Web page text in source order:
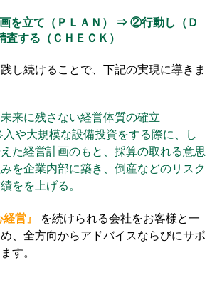
を立て（ＰＬＡＮ） ⇒ ②行動し（Ｄ
する（ＣＨＥＣＫ）
し続けることで、下記の実現に導きま
来に残さない経営体質の確立
や大規模な設備投資をする際に、し
た経営計画のもと、採算の取れる意思
を企業内部に築き、倒産などのリスク
をを上げる。
経営』
を続けられる会社をお客様と一
、全方向からアドバイスならびにサポ
す。